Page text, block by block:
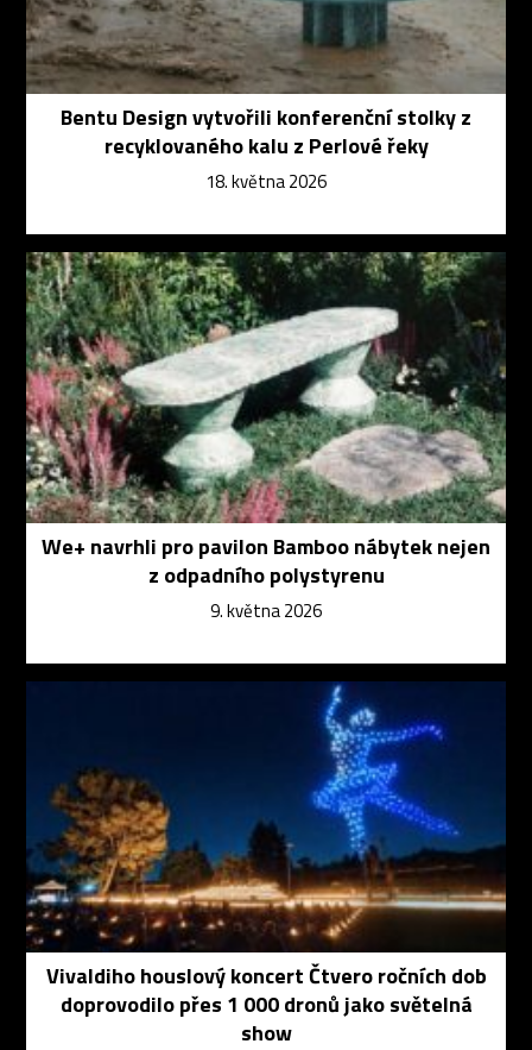
Bentu Design vytvořili konferenční stolky z
recyklovaného kalu z Perlové řeky
18. května 2026
We+ navrhli pro pavilon Bamboo nábytek nejen
z odpadního polystyrenu
9. května 2026
Vivaldiho houslový koncert Čtvero ročních dob
doprovodilo přes 1 000 dronů jako světelná
show